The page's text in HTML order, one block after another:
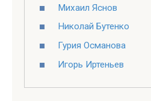
Михаил Яснов
Николай Бутенко
Гурия Османова
Игорь Иртеньев